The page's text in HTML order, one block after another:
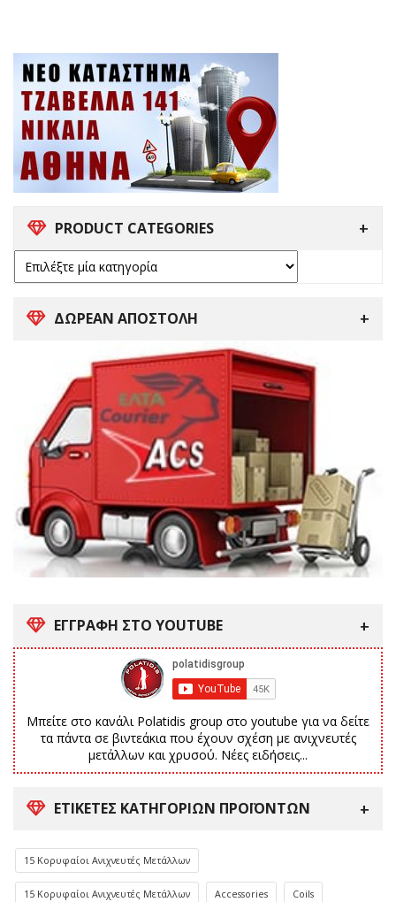
PRODUCT CATEGORIES
ΔΩΡΕΑΝ ΑΠΟΣΤΟΛΗ
ΕΓΓΡΑΦΗ ΣΤΟ YOUTUBE
Μπείτε στο κανάλι Polatidis group στο youtube για να δείτε
τα πάντα σε βιντεάκια που έχουν σχέση με ανιχνευτές
μετάλλων και χρυσού. Νέες ειδήσεις...
ΕΤΙΚΈΤΕΣ ΚΑΤΗΓΟΡΙΏΝ ΠΡΟΪΌΝΤΩΝ
15 Κορυφαίοι Ανιχνευτές Μετάλλων
15 Κορυφαίοι Ανιχνευτές Μετάλλων Accessories Coils